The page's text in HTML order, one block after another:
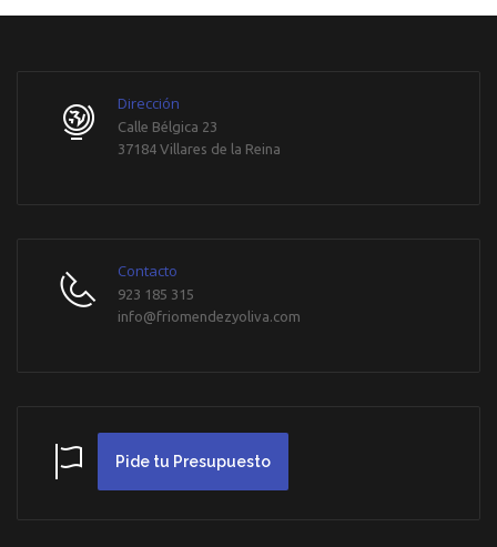
Dirección
Calle Bélgica 23
37184 Villares de la Reina
Contacto
923 185 315
info@friomendezyoliva.com
Pide tu Presupuesto